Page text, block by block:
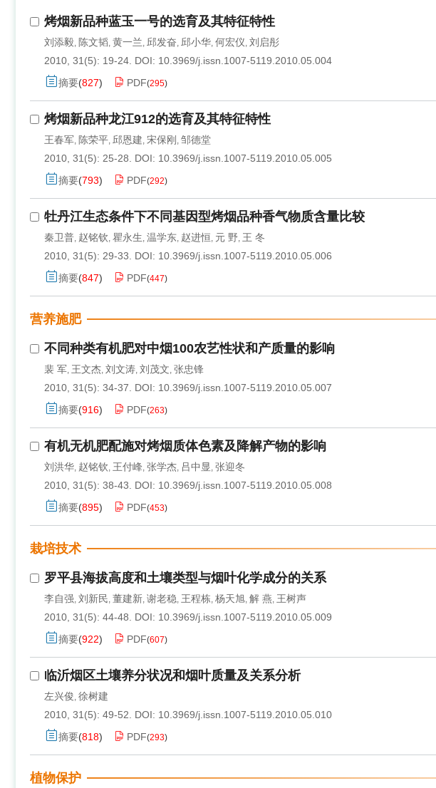
烤烟新品种蓝玉一号的选育及其特征特性
刘添毅, 陈文韬, 黄一兰, 邱发奋, 邱小华, 何宏仪, 刘启彤
2010, 31(5): 19-24. DOI: 10.3969/j.issn.1007-5119.2010.05.004
摘要(827) PDF(295)
烤烟新品种龙江912的选育及其特征特性
王春军, 陈荣平, 邱恩建, 宋保刚 , 邹德堂
2010, 31(5): 25-28.
DOI: 10.3969/j.issn.1007-5119.2010.05.005
摘要(793) PDF(292)
牡丹江生态条件下不同基因型烤烟品种香气物质含量比较
秦卫普, 赵铭钦, 瞿永生, 温学东, 赵进恒, 元 野, 王 冬
2010, 31(5): 29-33.
DOI: 10.3969/j.issn.1007-5119.2010.05.006
摘要(847) PDF(447)
营养施肥
不同种类有机肥对中烟100农艺性状和产质量的影响
裴 军, 王文杰, 刘文涛, 刘茂文, 张忠锋
2010, 31(5): 34-37.
DOI: 10.3969/j.issn.1007-5119.2010.05.007
摘要(916) PDF(263)
有机无机肥配施对烤烟质体色素及降解产物的影响
刘洪华, 赵铭钦, 王付峰, 张学杰, 吕中显 , 张迎冬
2010, 31(5): 38-43.
DOI: 10.3969/j.issn.1007-5119.2010.05.008
摘要(895) PDF(453)
栽培技术
罗平县海拔高度和土壤类型与烟叶化学成分的关系
李自强, 刘新民, 董建新, 谢老稳, 王程栋, 杨天旭, 解 燕, 王树声
2010, 31(5): 44-48.
DOI: 10.3969/j.issn.1007-5119.2010.05.009
摘要(922) PDF(607)
临沂烟区土壤养分状况和烟叶质量及关系分析
左兴俊, 徐树建
2010, 31(5): 49-52.
DOI: 10.3969/j.issn.1007-5119.2010.05.010
摘要(818) PDF(293)
植物保护